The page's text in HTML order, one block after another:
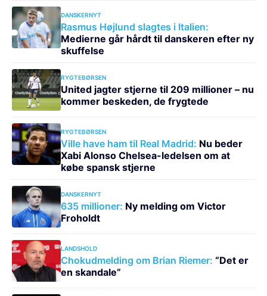
DANSKERNYT
Rasmus Højlund slagtes i Italien:
Medierne går hårdt til danskeren efter ny
skuffelse
RYGTEBØRSEN
United jagter stjerne til 209 millioner – nu
kommer beskeden, de frygtede
RYGTEBØRSEN
Ville have ham til Real Madrid: Nu beder
Xabi Alonso Chelsea-ledelsen om at
købe spansk stjerne
DANSKERNYT
635 millioner: Ny melding om Victor
Froholdt
LANDSHOLD
Chokudmelding om Brian Riemer: “Det er
en skandale”